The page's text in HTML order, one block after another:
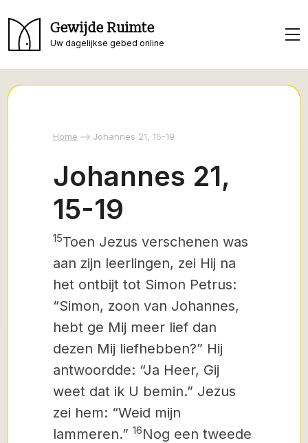
Gewijde Ruimte
Uw dagelijkse gebed online
Home Johannes 21, 15-19
Johannes 21,
15-19
15Toen Jezus verschenen was
aan zijn leerlingen, zei Hij na
het ontbijt tot Simon Petrus:
“Simon, zoon van Johannes,
hebt ge Mij meer lief dan
dezen Mij liefhebben?” Hij
antwoordde: “Ja Heer, Gij
weet dat ik U bemin.” Jezus
zei hem: “Weid mijn
lammeren.” 16Nog een tweede